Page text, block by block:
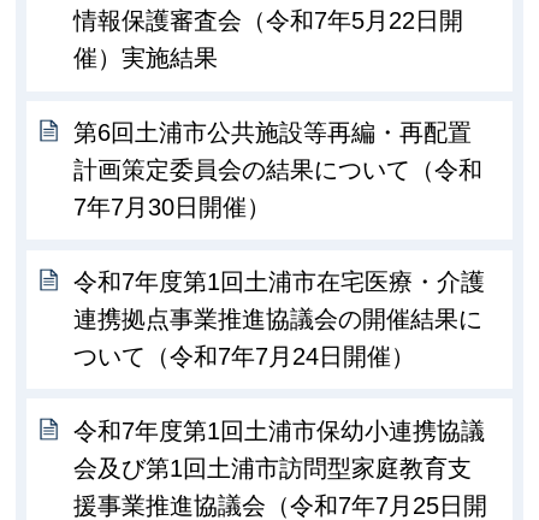
情報保護審査会（令和7年5月22日開
催）実施結果
第6回土浦市公共施設等再編・再配置
計画策定委員会の結果について（令和
7年7月30日開催）
令和7年度第1回土浦市在宅医療・介護
連携拠点事業推進協議会の開催結果に
ついて（令和7年7月24日開催）
令和7年度第1回土浦市保幼小連携協議
会及び第1回土浦市訪問型家庭教育支
援事業推進協議会（令和7年7月25日開